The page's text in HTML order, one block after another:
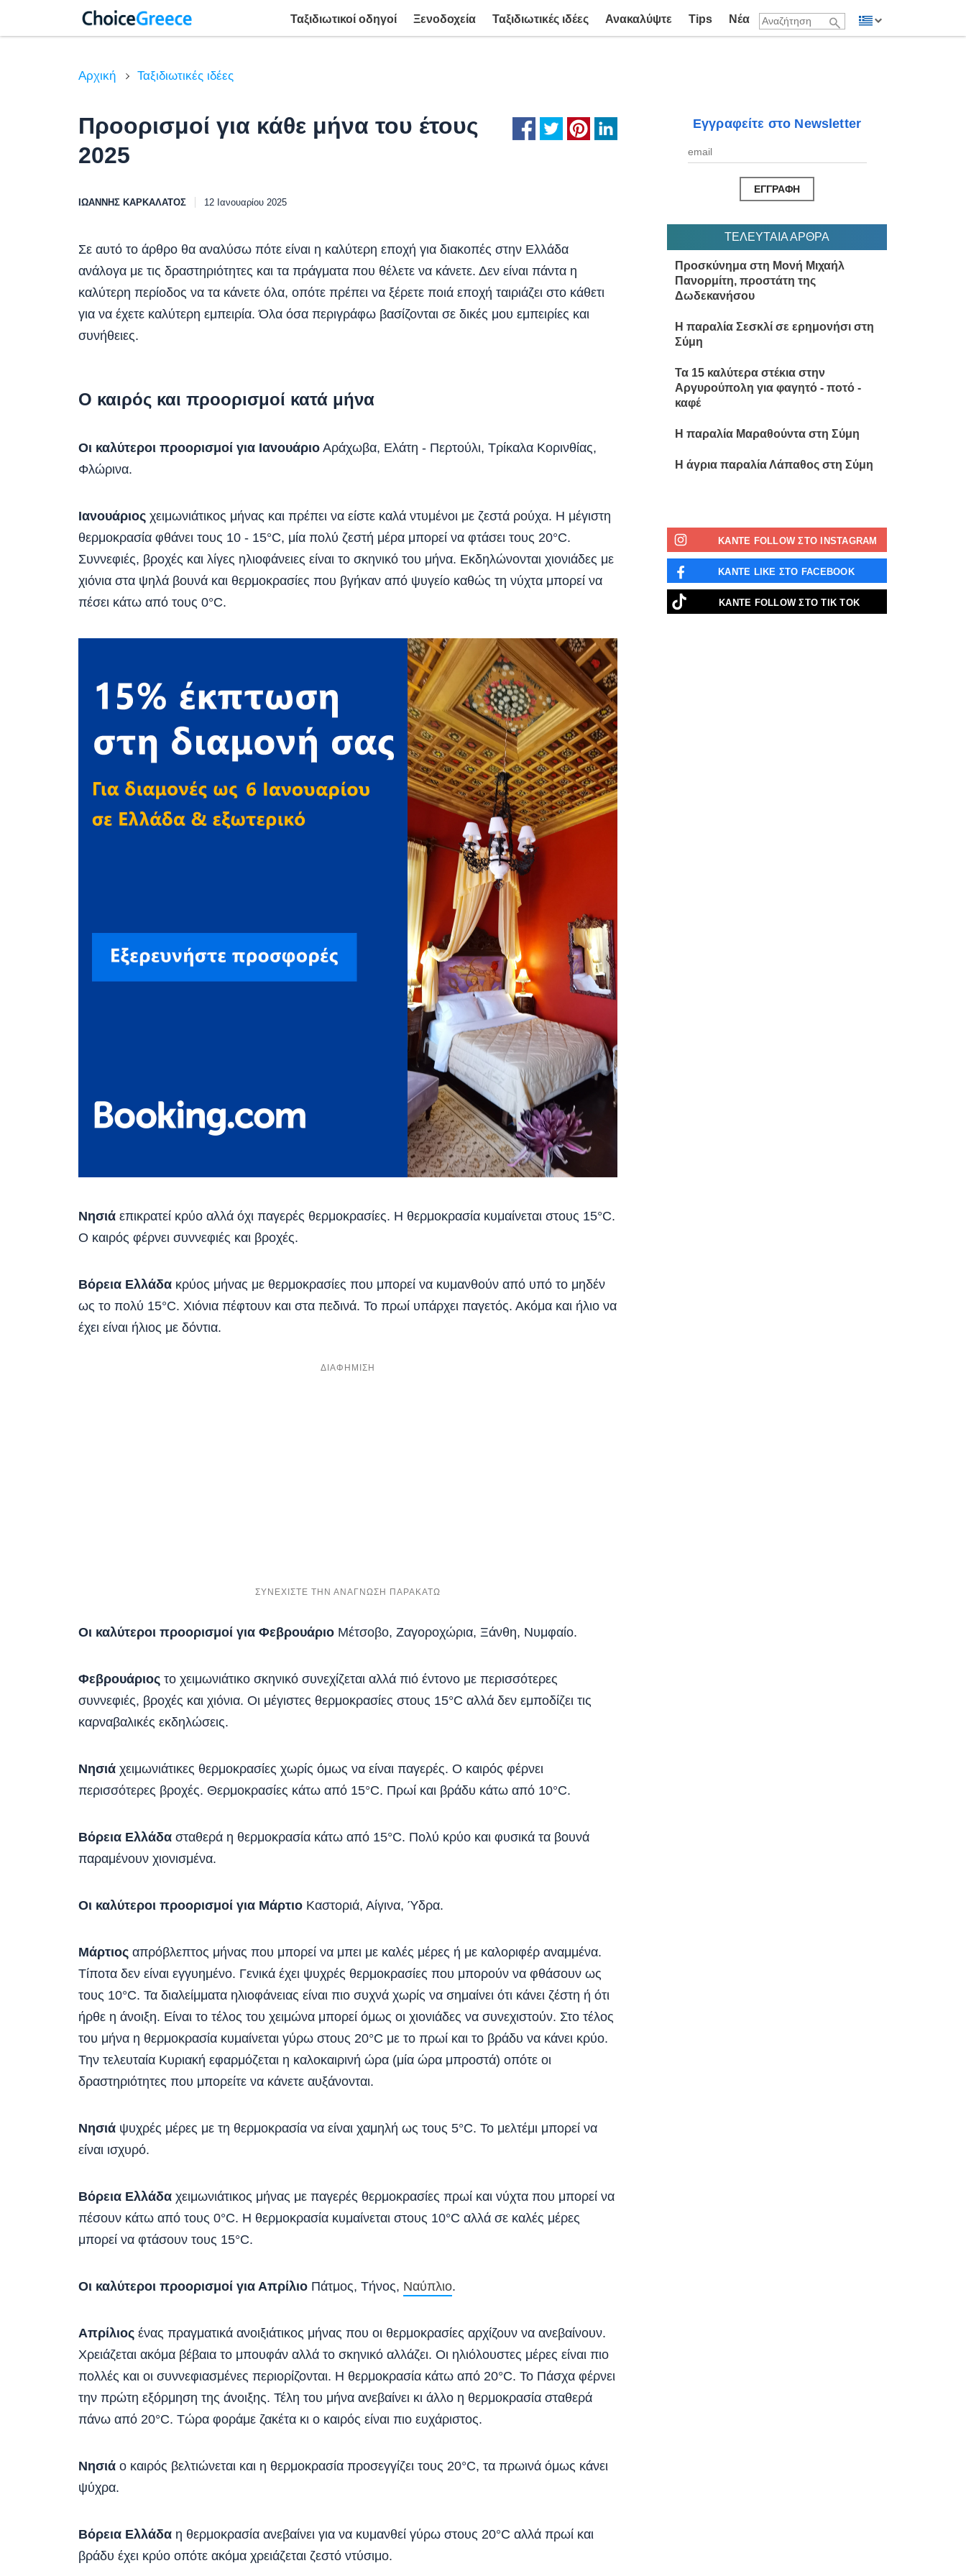
Ταξιδιωτικοί οδηγοί Ξενοδοχεία Ταξιδιωτικές ιδέες Ανακαλύψτε Tips Νέα
Αρχική Ταξιδιωτικές ιδέες
Εγγραφείτε στο Newsletter
ΤΕΛΕΥΤΑΙΑ ΑΡΘΡΑ
Προσκύνημα στη Μονή Μιχαήλ
Πανορμίτη, προστάτη της
Δωδεκανήσου
Η παραλία Σεσκλί σε ερημονήσι στη
Σύμη
Τα 15 καλύτερα στέκια στην
Αργυρούπολη για φαγητό - ποτό -
καφέ
Η παραλία Μαραθούντα στη Σύμη
Η άγρια παραλία Λάπαθος στη Σύμη
ΚΑΝΤΕ FOLLOW ΣΤΟ INSTAGRAM
ΚΑΝΤΕ LIKE ΣΤΟ FACEBOOK
ΚΑΝΤΕ FOLLOW ΣΤΟ ΤΙΚ ΤΟΚ
Προορισμοί για κάθε μήνα του έτους
2025
ΙΩΆΝΝΗΣ ΚΑΡΚΑΛΆΤΟΣ 12 Ιανουαρίου 2025
Σε αυτό το άρθρο θα αναλύσω πότε είναι η καλύτερη εποχή για διακοπές στην Ελλάδα
ανάλογα με τις δραστηριότητες και τα πράγματα που θέλετε να κάνετε. Δεν είναι πάντα η
καλύτερη περίοδος να τα κάνετε όλα, οπότε πρέπει να ξέρετε ποιά εποχή ταιριάζει στο κάθετι
για να έχετε καλύτερη εμπειρία. Όλα όσα περιγράφω βασίζονται σε δικές μου εμπειρίες και
συνήθειες.
Ο καιρός και προορισμοί κατά μήνα
Οι καλύτεροι προορισμοί για Ιανουάριο Αράχωβα, Ελάτη - Περτούλι, Τρίκαλα Κορινθίας,
Φλώρινα.
Ιανουάριος χειμωνιάτικος μήνας και πρέπει να είστε καλά ντυμένοι με ζεστά ρούχα. Η μέγιστη
θερμοκρασία φθάνει τους 10 - 15°C, μία πολύ ζεστή μέρα μπορεί να φτάσει τους 20°C.
Συννεφιές, βροχές και λίγες ηλιοφάνειες είναι το σκηνικό του μήνα. Εκδηλώνονται χιονιάδες με
χιόνια στα ψηλά βουνά και θερμοκρασίες που βγήκαν από ψυγείο καθώς τη νύχτα μπορεί να
πέσει κάτω από τους 0°C.
Νησιά επικρατεί κρύο αλλά όχι παγερές θερμοκρασίες. Η θερμοκρασία κυμαίνεται στους 15°C.
Ο καιρός φέρνει συννεφιές και βροχές.
Βόρεια Ελλάδα κρύος μήνας με θερμοκρασίες που μπορεί να κυμανθούν από υπό το μηδέν
ως το πολύ 15°C. Χιόνια πέφτουν και στα πεδινά. Το πρωί υπάρχει παγετός. Ακόμα και ήλιο να
έχει είναι ήλιος με δόντια.
Οι καλύτεροι προορισμοί για Φεβρουάριο Μέτσοβο, Ζαγοροχώρια, Ξάνθη, Νυμφαίο.
Φεβρουάριος το χειμωνιάτικο σκηνικό συνεχίζεται αλλά πιό έντονο με περισσότερες
συννεφιές, βροχές και χιόνια. Οι μέγιστες θερμοκρασίες στους 15°C αλλά δεν εμποδίζει τις
καρναβαλικές εκδηλώσεις.
Νησιά χειμωνιάτικες θερμοκρασίες χωρίς όμως να είναι παγερές. Ο καιρός φέρνει
περισσότερες βροχές. Θερμοκρασίες κάτω από 15°C. Πρωί και βράδυ κάτω από 10°C.
Βόρεια Ελλάδα σταθερά η θερμοκρασία κάτω από 15°C. Πολύ κρύο και φυσικά τα βουνά
παραμένουν χιονισμένα.
Οι καλύτεροι προορισμοί για Μάρτιο Καστοριά, Αίγινα, Ύδρα.
Μάρτιος απρόβλεπτος μήνας που μπορεί να μπει με καλές μέρες ή με καλοριφέρ αναμμένα.
Τίποτα δεν είναι εγγυημένο. Γενικά έχει ψυχρές θερμοκρασίες που μπορούν να φθάσουν ως
τους 10°C. Τα διαλείμματα ηλιοφάνειας είναι πιο συχνά χωρίς να σημαίνει ότι κάνει ζέστη ή ότι
ήρθε η άνοιξη. Είναι το τέλος του χειμώνα μπορεί όμως οι χιονιάδες να συνεχιστούν. Στο τέλος
του μήνα η θερμοκρασία κυμαίνεται γύρω στους 20°C με το πρωί και το βράδυ να κάνει κρύο.
Την τελευταία Κυριακή εφαρμόζεται η καλοκαιρινή ώρα (μία ώρα μπροστά) οπότε οι
δραστηριότητες που μπορείτε να κάνετε αυξάνονται.
Νησιά ψυχρές μέρες με τη θερμοκρασία να είναι χαμηλή ως τους 5°C. Το μελτέμι μπορεί να
είναι ισχυρό.
Βόρεια Ελλάδα χειμωνιάτικος μήνας με παγερές θερμοκρασίες πρωί και νύχτα που μπορεί να
πέσουν κάτω από τους 0°C. Η θερμοκρασία κυμαίνεται στους 10°C αλλά σε καλές μέρες
μπορεί να φτάσουν τους 15°C.
Οι καλύτεροι προορισμοί για Απρίλιο Πάτμος, Τήνος, Ναύπλιο.
Απρίλιος ένας πραγματικά ανοιξιάτικος μήνας που οι θερμοκρασίες αρχίζουν να ανεβαίνουν.
Χρειάζεται ακόμα βέβαια το μπουφάν αλλά το σκηνικό αλλάζει. Οι ηλιόλουστες μέρες είναι πιο
πολλές και οι συννεφιασμένες περιορίζονται. Η θερμοκρασία κάτω από 20°C. Το Πάσχα φέρνει
την πρώτη εξόρμηση της άνοιξης. Τέλη του μήνα ανεβαίνει κι άλλο η θερμοκρασία σταθερά
πάνω από 20°C. Τώρα φοράμε ζακέτα κι ο καιρός είναι πιο ευχάριστος.
Νησιά ο καιρός βελτιώνεται και η θερμοκρασία προσεγγίζει τους 20°C, τα πρωινά όμως κάνει
ψύχρα.
Βόρεια Ελλάδα η θερμοκρασία ανεβαίνει για να κυμανθεί γύρω στους 20°C αλλά πρωί και
βράδυ έχει κρύο οπότε ακόμα χρειάζεται ζεστό ντύσιμο.